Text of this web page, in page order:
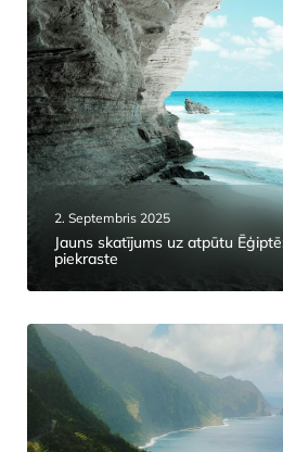
2. Septembris 2025
Jauns skatījums uz atpūtu
piekraste